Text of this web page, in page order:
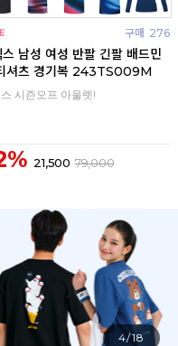
구매 276
스 남성 여성 반팔 긴팔 배드민
셔츠 경기복 243TS009M
시즌오프 아울렛!
21,500 79,000
4/18